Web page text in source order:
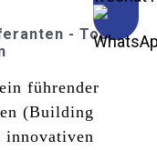
- Top-
führender
(Building
innovativen